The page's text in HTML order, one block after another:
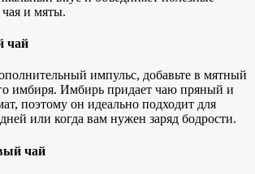
чая и мяты.
чай
импульс, добавьте в мятный
имбиря. Имбирь придает чаю пряный и
поэтому он идеально подходит для
или когда вам нужен заряд бодрости.
чай